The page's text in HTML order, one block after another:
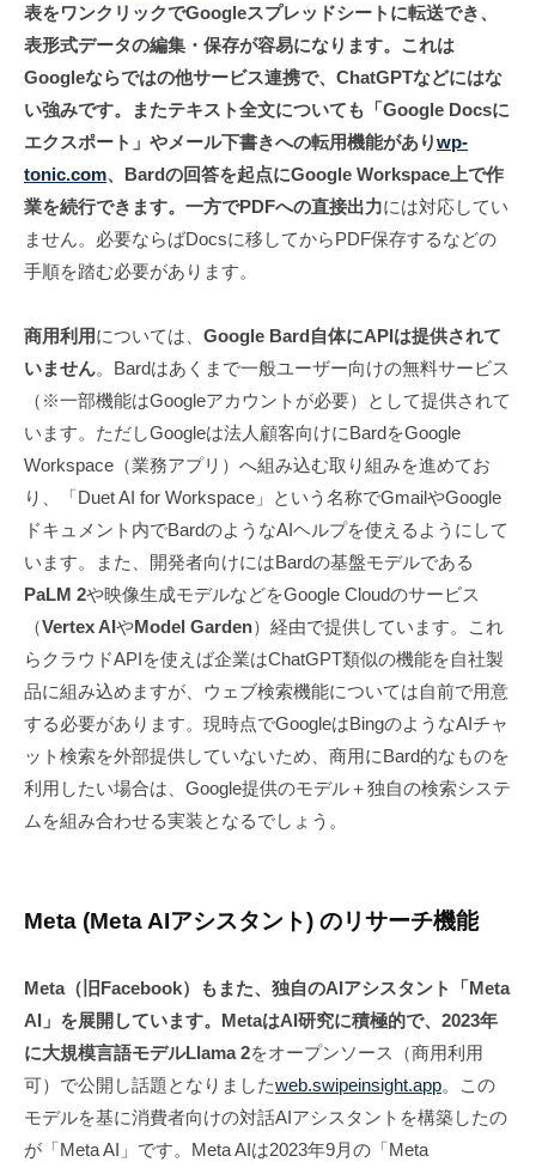
表をワンクリックでGoogleスプレッドシートに転送でき、
表形式データの編集・保存が容易になります。これは
Googleならではの他サービス連携で、ChatGPTなどにはな
い強みです。またテキスト全文についても「Google Docsに
エクスポート」やメール下書きへの転用機能がありwp-
tonic.com、Bardの回答を起点にGoogle Workspace上で作
業を続行できます。一方でPDFへの直接出力には対応してい
ません。必要ならばDocsに移してからPDF保存するなどの
手順を踏む必要があります。
商用利用については、 Google Bard自体にAPIは提供されて
いません。Bardはあくまで一般ユーザー向けの無料サービス
（※一部機能はGoogleアカウントが必要）として提供されて
います。ただしGoogleは法人顧客向けにBardをGoogle
Workspace（業務アプリ）へ組み込む取り組みを進めてお
り、「Duet AI for Workspace」という名称でGmailやGoogle
ドキュメント内でBardのようなAIヘルプを使えるようにして
います。また、開発者向けにはBardの基盤モデルである
PaLM 2や映像生成モデルなどをGoogle Cloudのサービス
（Vertex AIやModel Garden）経由で提供しています。これ
らクラウドAPIを使えば企業はChatGPT類似の機能を自社製
品に組み込めますが、ウェブ検索機能については自前で用意
する必要があります。現時点でGoogleはBingのようなAIチャ
ット検索を外部提供していないため、商用にBard的なものを
利用したい場合は、Google提供のモデル＋独自の検索システ
ムを組み合わせる実装となるでしょう。
Meta (Meta AIアシスタント) のリサーチ機能
Meta（旧Facebook）もまた、独自のAIアシスタント「Meta
AI」を展開しています。MetaはAI研究に積極的で、2023年
に大規模言語モデルLlama 2をオープンソース（商用利用
可）で公開し話題となりましたweb.swipeinsight.app。この
モデルを基に消費者向けの対話AIアシスタントを構築したの
が「Meta AI」です。Meta AIは2023年9月の「Meta